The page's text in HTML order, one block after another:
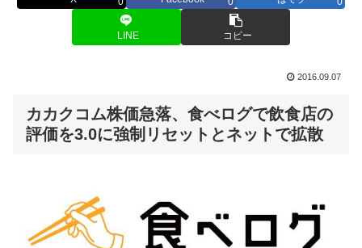
LINE コピー
2016.09.07
カカクコム株価急落、食べログで飲食店の
評価を3.0に強制リセットとネットで拡散